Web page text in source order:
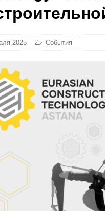
2025 События